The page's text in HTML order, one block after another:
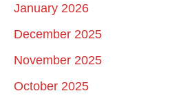
January 2026
December 2025
November 2025
October 2025